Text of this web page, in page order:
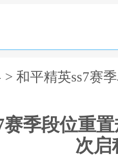
> 和平精英ss7赛
赛季段位重
次启